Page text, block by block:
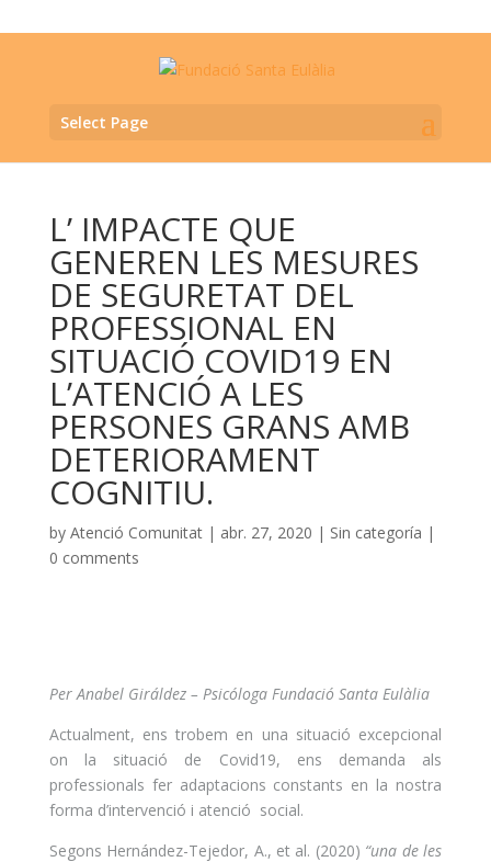
Select Page
L’ IMPACTE QUE
GENEREN LES MESURES
DE SEGURETAT DEL
PROFESSIONAL EN
SITUACIÓ COVID19 EN
L’ATENCIÓ A LES
PERSONES GRANS AMB
DETERIORAMENT
COGNITIU.
by Atenció Comunitat| abr. 27, 2020 | Sin categoría |
0 comments
Per Anabel Giráldez – Psicóloga Fundació Santa Eulàlia
Actualment, ens trobem en una situació excepcional
on la situació de Covid19, ens demanda als
professionals fer adaptacions constants en la nostra
forma d’intervenció i atenció social.
Segons Hernández-Tejedor, A., et al. (2020) “una de les